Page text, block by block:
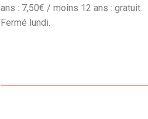
ans : 7,50€ / moins 12 ans : gratuit.
Fermé lundi.